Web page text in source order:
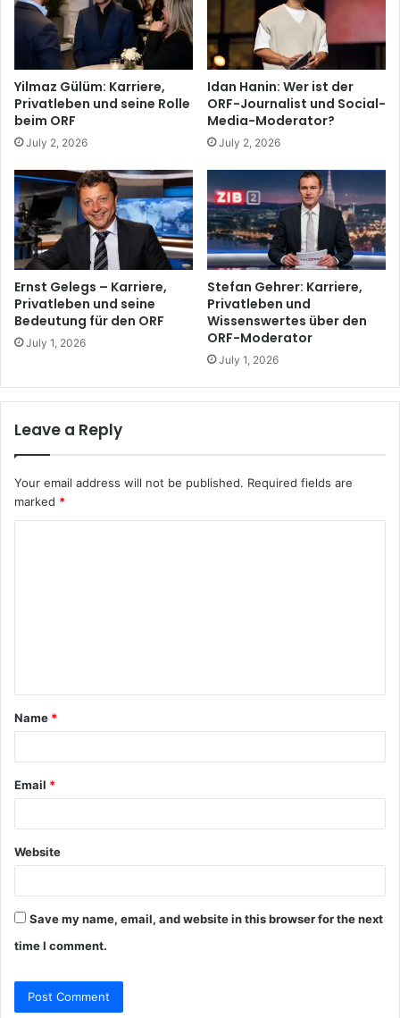
Yilmaz Gülüm: Karriere,
Privatleben und seine Rolle
beim ORF
July 2, 2026
Idan Hanin: Wer ist der
ORF-Journalist und Social-
Media-Moderator?
July 2, 2026
Ernst Gelegs – Karriere,
Privatleben und seine
Bedeutung für den ORF
July 1, 2026
Stefan Gehrer: Karriere,
Privatleben und
Wissenswertes über den
ORF-Moderator
July 1, 2026
Leave a Reply
Your email address will not be published. Required fields are
marked *
t
*
Name *
Email *
Website
Save my name, email, and website in this browser for the next
time I comment.